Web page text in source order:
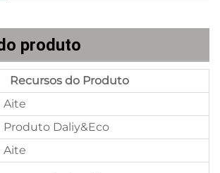
produto
Recursos do Produto
Aite
Produto Daliy&Eco
Aite